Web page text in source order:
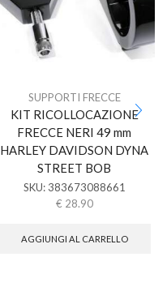
SUPPORTI FRECCE
KIT RICOLLOCAZIONE
FRECCE NERI 49 mm
HARLEY DAVIDSON DYNA
STREET BOB
SKU: 383673088661
€ 28.90
AGGIUNGI AL CARRELLO